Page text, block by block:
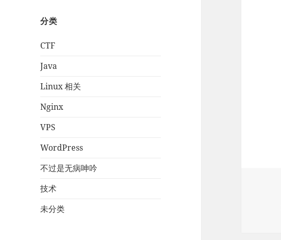
分类
CTF
Java
Linux 相关
Nginx
VPS
WordPress
不过是无病呻吟
技术
未分类